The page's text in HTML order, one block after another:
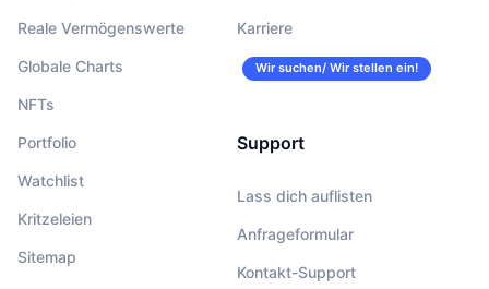
Reale Vermögenswerte
Globale Charts
NFTs
Portfolio
Watchlist
Kritzeleien
Sitemap
Karriere
Wir suchen/ Wir stellen ein!
Support
Lass dich auflisten
Anfrageformular
Kontakt-Support